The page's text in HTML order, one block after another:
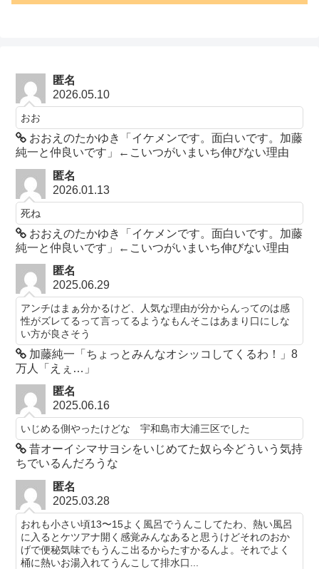
匿名
2026.05.10
おお
おおえのたかゆき「イケメンです。面白いです。加藤
純一と仲良いです」←こいつがいまいち伸びない理由
匿名
2026.01.13
死ね
おおえのたかゆき「イケメンです。面白いです。加藤
純一と仲良いです」←こいつがいまいち伸びない理由
匿名
2025.06.29
アンチはまぁ分かるけど、人気な理由が分からんってのは感
性がズレてるって言ってるようなもんそこはあまり口にしな
い方が良さそう
加藤純一「ちょっとみんなオシッコしてくるわ！」8
万人「えぇ…」
匿名
2025.06.16
いじめる側やったけどな 宇和島市大浦三区でした
昔オーイシマサヨシをいじめてた奴ら今どういう気持
ちでいるんだろうな
匿名
2025.03.28
おれも小さい頃13〜15よく風呂でうんこしてたわ、熱い風呂
に入るとケツアナ開く感覚みんなあると思うけどそれのおか
げで便秘気味でもうんこ出るからたすかるんよ。それでよく
桶に熱いお湯入れてうんこして排水口...